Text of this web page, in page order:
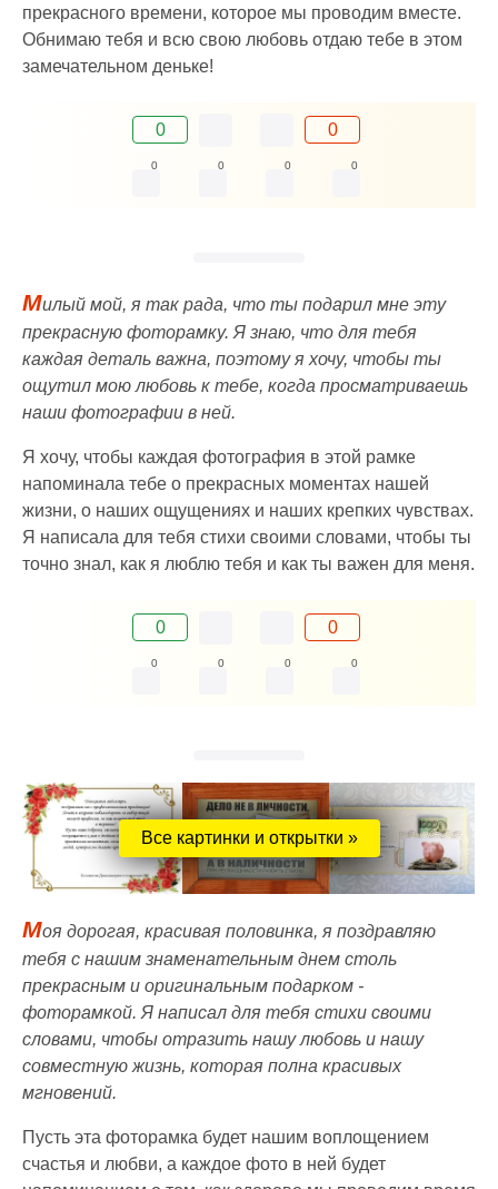
прекрасного времени, которое мы проводим вместе.
Обнимаю тебя и всю свою любовь отдаю тебе в этом
замечательном деньке!
0 0
0 0 0 0
Милый мой, я так рада, что ты подарил мне эту
прекрасную фоторамку. Я знаю, что для тебя
каждая деталь важна, поэтому я хочу, чтобы ты
ощутил мою любовь к тебе, когда просматриваешь
наши фотографии в ней.
Я хочу, чтобы каждая фотография в этой рамке
напоминала тебе о прекрасных моментах нашей
жизни, о наших ощущениях и наших крепких чувствах.
Я написала для тебя стихи своими словами, чтобы ты
точно знал, как я люблю тебя и как ты важен для меня.
0 0
0 0 0 0
Все картинки и открытки »
Моя дорогая, красивая половинка, я поздравляю
тебя с нашим знаменательным днем столь
прекрасным и оригинальным подарком -
фоторамкой. Я написал для тебя стихи своими
словами, чтобы отразить нашу любовь и нашу
совместную жизнь, которая полна красивых
мгновений.
Пусть эта фоторамка будет нашим воплощением
счастья и любви, а каждое фото в ней будет